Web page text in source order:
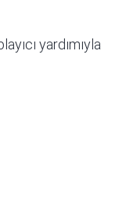
yardımıyla